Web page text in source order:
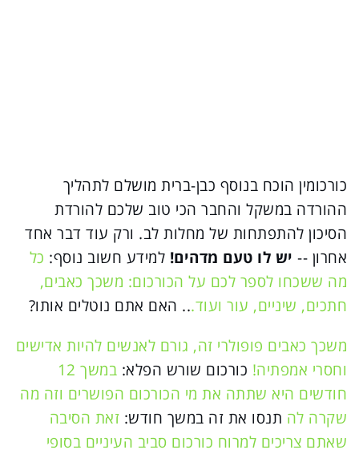
כורכומין הוכח בנוסף כבן-ברית מושלם לתהליך
ההורדה במשקל והחבר הכי טוב שלכם להורדת
הסיכון להתפתחות של מחלות לב. ורק עוד דבר אחד
אחרון -- יש לו טעם מדהים! למידע חשוב נוסף: כל
מה ששכחו לספר לכם על הכורכום: משכך כאבים,
חתכים, שיניים, עור ועוד... האם אתם נוטלים אותו?
משכך כאבים פופולרי זה, גורם לאנשים להיות אדישים
וחסרי אמפתיה! כורכום שורש הפלא:
במשך 12
חודשים היא שתתה את מי הכורכום הפושרים וזה מה
שקרה לה תנסו את זה במשך חודש: זאת הסיבה
שאתם צריכים למרוח כורכום סביב העיניים בסופי